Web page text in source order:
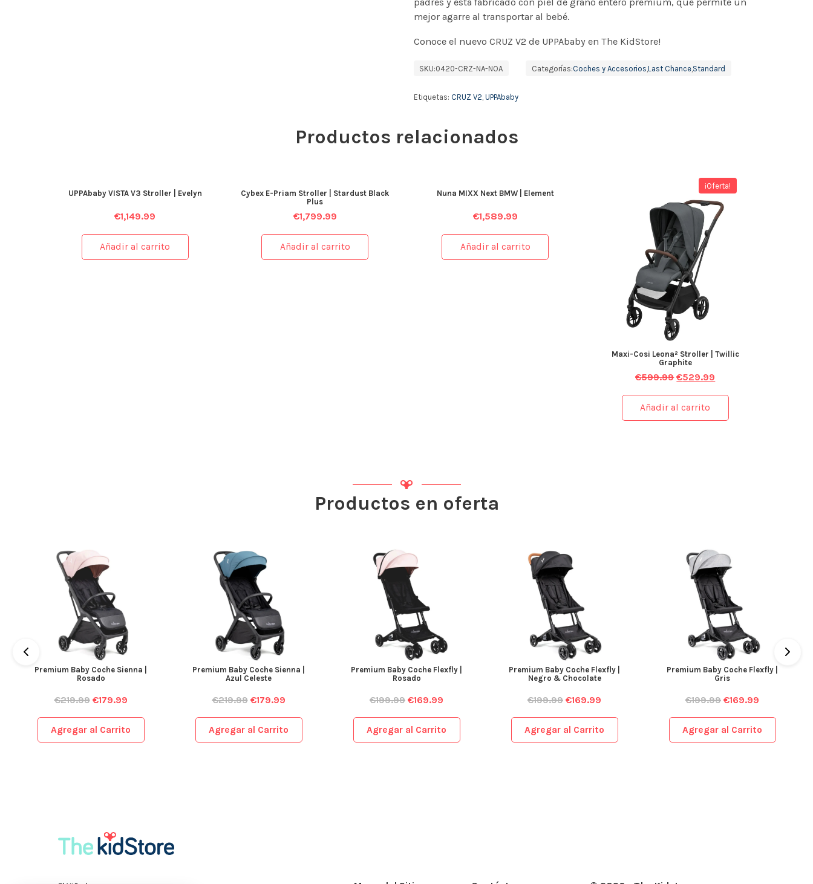
mejor agarre al transportar al bebé.
Conoce el nuevo CRUZ V2 de UPPAbaby en The KidStore!
SKU:0420-CRZ-NA-NOA Categorías:Coches y Accesorios Last Chance, Standard
Etiquetas: CRUZ V2, UPPAbaby
Productos relacionados
UPPAbaby VISTA V3 Stroller | Evelyn
€1,149.99
Añadir al carrito
Cybex E-Priam Stroller | Stardust Black
Plus
€1,799.99
Añadir al carrito
Nuna MIXX Next BMW | Element
€1,589.99
Añadir al carrito
¡Oferta!
Maxi-Cosi Leona² Stroller | Twillic
Graphite
€599.99 €529.99
Añadir al carrito
Productos en oferta
Premium Baby Coche Sienna |
Rosado
€219.99 €179.99
Agregar al Carrito
Premium Baby Coche Sienna |
Azul Celeste
€219.99 €179.99
Agregar al Carrito
Premium Baby Coche Flexfly |
Rosado
€199.99 €169.99
Agregar al Carrito
Premium Baby Coche Flexfly |
Negro & Chocolate
€199.99 €169.99
Agregar al Carrito
Premium Baby Coche Flexfly |
Gris
€199.99 €169.99
Agregar al Carrito